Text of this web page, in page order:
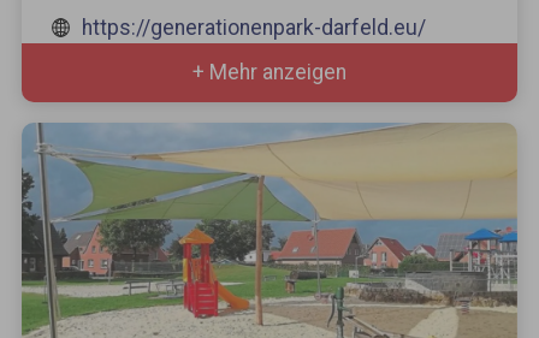
https://generationenpark-darfeld.eu/
+ Mehr anzeigen